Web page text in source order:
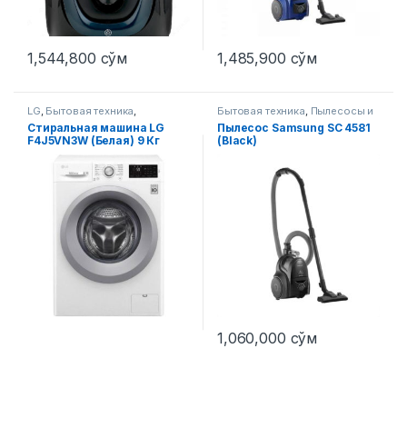
1,544,800 сўм 1,485,900 сўм
LG, Бытовая техника,
Стиральные машины
Стиральная машина LG
F4J5VN3W (Белая) 9 Кг
Бытовая техника, Пылесосы и
аксессуары
Пылесос Samsung SC 4581
(Black)
1,060,000 сўм